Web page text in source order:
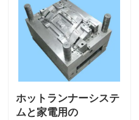
ホットランナーシステ
ムと家電用の